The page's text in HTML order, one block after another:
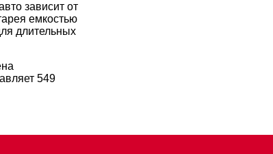
зависит от
емкостью
длительных
549